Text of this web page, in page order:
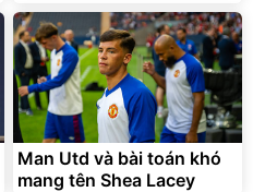
Man Utd và bài toán khó
mang tên Shea Lacey